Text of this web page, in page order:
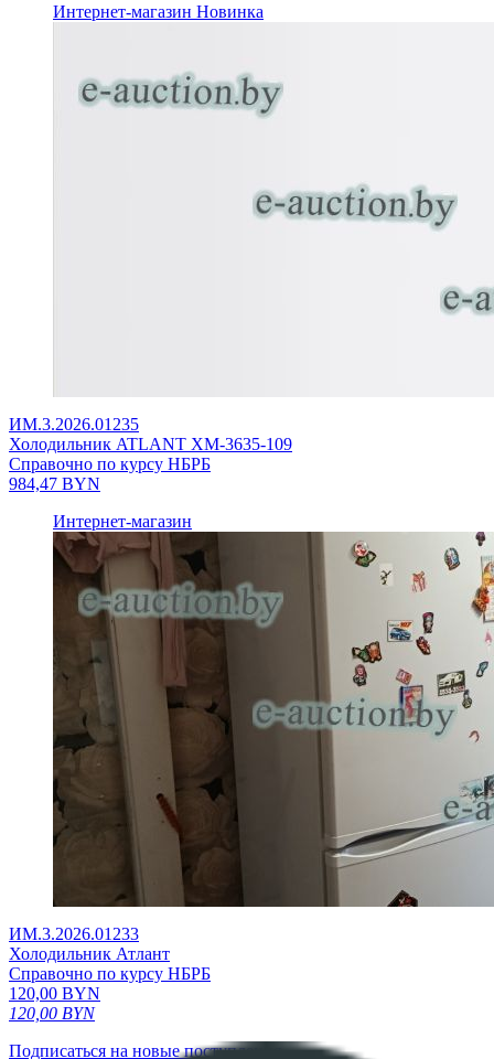
Интернет-магазин Новинка
ИМ.3.2026.01235
Холодильник ATLANT ХМ-3635-109
Справочно по курсу НБРБ
984,47 BYN
Интернет-магазин
ИМ.3.2026.01233
Холодильник Атлант
Справочно по курсу НБРБ
120,00 BYN
120,00 BYN
Подписаться на новые поступления